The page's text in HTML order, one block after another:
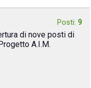
Posti: 9
di nove posti di
A.I.M.